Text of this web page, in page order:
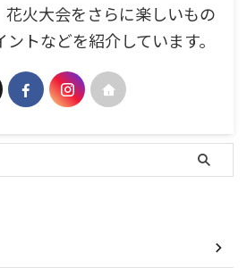
花火大会をさらに楽しいもの
トなどを紹介しています。